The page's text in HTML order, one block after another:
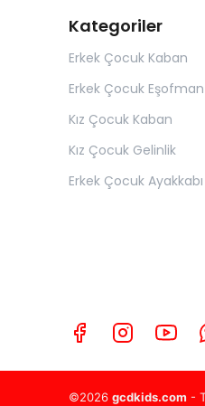
Kategoriler
Erkek Çocuk Kaban
Erkek Çocuk
Kız Çocuk Kaban
Kız Çocuk Gelinlik
Erkek Çocuk Ayakkabı
©2026 gcdkids.com -